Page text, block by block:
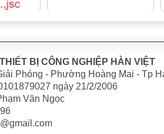
BỊ CÔNG NGHIỆP HÀN VIỆT
Phóng - Phường Hoàng Mai - Tp
ngày 21/2/2006
Văn Ngọc